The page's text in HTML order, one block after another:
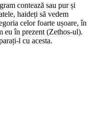
contează sau pur și
haideți să vedem
celor foarte ușoare, în
eu în prezent (Zethos-ul).
l cu acesta.